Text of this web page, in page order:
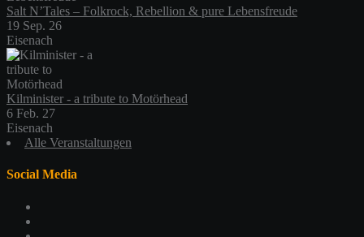
Salt N’Tales – Folkrock, Rebellion & pure Lebensfreude
19 Sep. 26
Eisenach
Kilminister - a tribute to Motörhead
6 Feb. 27
Eisenach
Alle Veranstaltungen
Social Media